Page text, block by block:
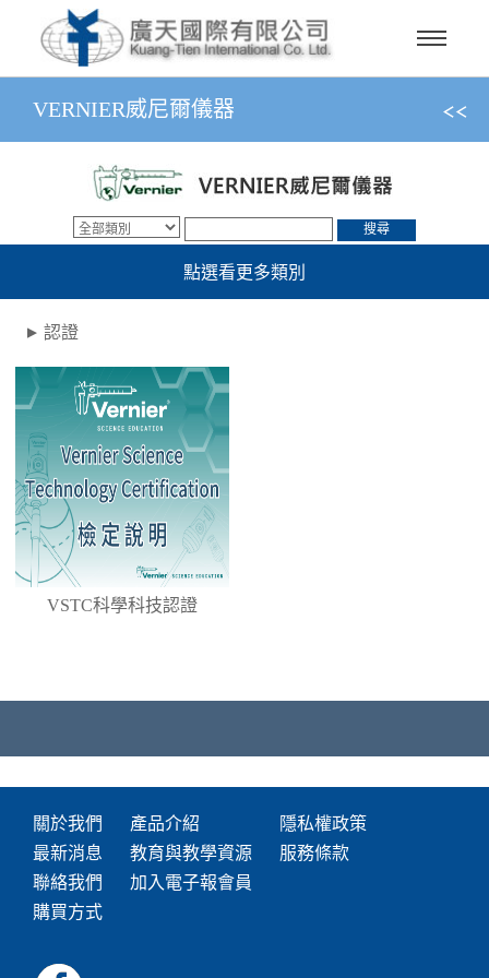
VERNIER威尼爾儀器
搜尋
點選看更多類別
▼ 認證
VSTC科學科技認證
關於我們
最新消息
聯絡我們
購買方式
產品介紹
教育與教學資源
加入電子報會員
隱私權政策
服務條款